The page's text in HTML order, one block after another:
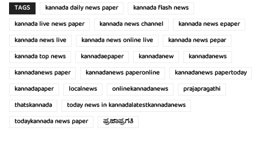
TAGS kannada daily news paper
kannada flash news
kannada live news paper
kannada news channel
kannada news epaper
kannada news live
kannada news online live
kannada news pepar
kannada top news
kannadaepaper kannadanew
kannadanews
kannadanews paper
kannadanews paperonline
kannadanews papertoday
kannadapaper
localnews onlinekannadanews
prajapragathi
thatskannada
today news in kannadalatestkannadanews
todaykannada news paper
ಪ್ರಜಾಪ್ರಗತಿ